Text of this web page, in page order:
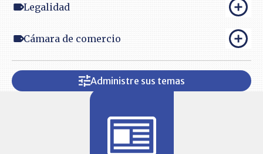
Legalidad
Cámara de comercio
Administre sus temas